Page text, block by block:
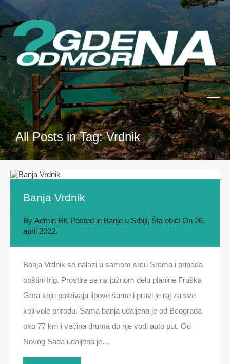
All Posts in Tag: Vrdnik
Banja Vrdnik
By Admin BK Posted in Banje u Srbiji, Šta obići On 26.
april 2022.
Banja Vrdnik se nalazi u samom srcu Srema i pripada
opštini Irig. Prostire se na južnom delu planine Fruška
Gora koju pokrivaju lipove šume i pravi je raj za sve
koji vole prirodu. Sama banja udaljena je od Beograda
oko 77 km i većina druma do nje vodi auto put. Od
Novog Sada udaljena je…